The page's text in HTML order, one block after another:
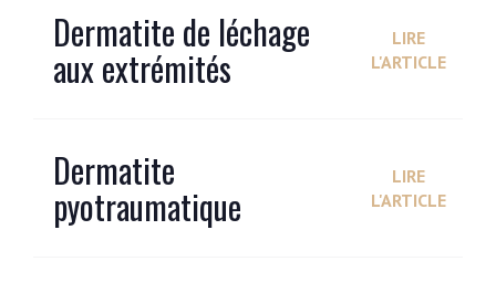
Dermatite de léchage
aux extrémités
LIRE
L'ARTICLE
Dermatite
pyotraumatique
LIRE
L'ARTICLE